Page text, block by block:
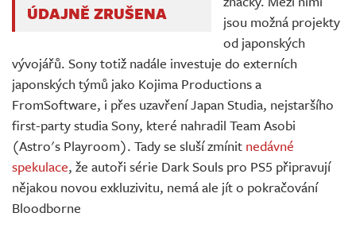
ÚDAJNĚ ZRUŠENA
jsou možná projekty
od japonských
vývojářů. Sony totiž nadále investuje do externích
japonských týmů jako Kojima Productions a
FromSoftware, i přes uzavření Japan Studia, nejstaršího
first-party studia Sony, které nahradil Team Asobi
(Astro's Playroom). Tady se sluší zmínit nedávné
spekulace, že autoři série Dark Souls pro PS5 připravují
nějakou novou exkluzivitu, nemá ale jít o pokračování
Bloodborne